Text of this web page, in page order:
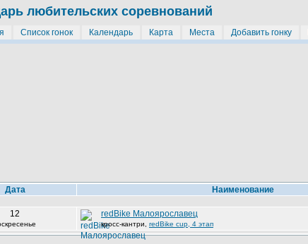
любительских соревнований
Список гонок Календарь Карта Места Добавить гонку
Дата
Наименование
12 redBike Малоярославец
кросс-кантри redBike cup, 4 этап